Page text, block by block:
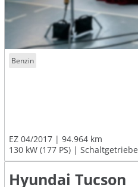
Benzin
EZ 04/2017
94.964 km
130 kW (177 PS)
Schaltgetriebe
Hyundai Tucson